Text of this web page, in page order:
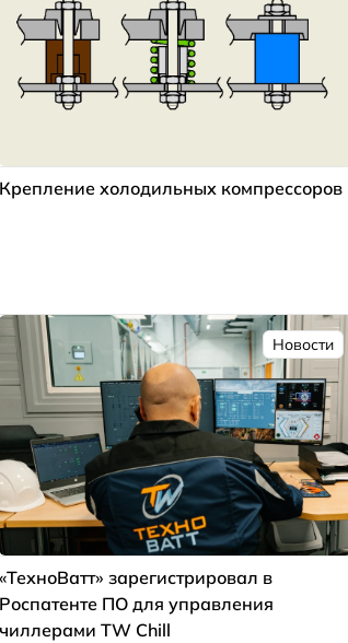
Крепление холодильных компрессоров
Новости
«ТехноВатт» зарегистрировал в
Роспатенте ПО для управления
чиллерами TW Chill